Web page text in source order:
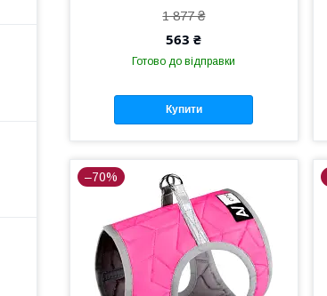
1 877 ₴
563 ₴
Готово до відправки
Купити
–70%